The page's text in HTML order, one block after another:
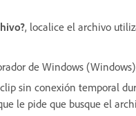
, localice el archivo
de Windows
sin conexión temporal
le pide que busque el